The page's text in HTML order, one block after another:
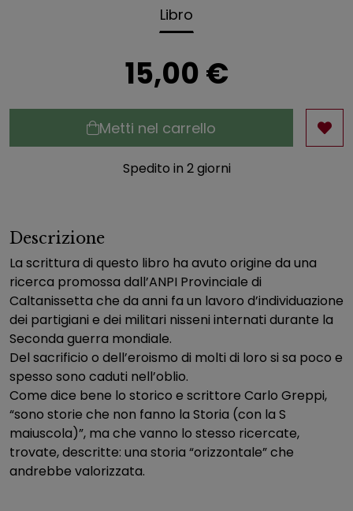
Libro
15,00 €
Metti nel carrello
Spedito in 2 giorni
Descrizione
La scrittura di questo libro ha avuto origine da una
ricerca promossa dall’ANPI Provinciale di
Caltanissetta che da anni fa un lavoro d’individuazione
dei partigiani e dei militari nisseni internati durante la
Seconda guerra mondiale.
Del sacrificio o dell’eroismo di molti di loro si sa poco e
spesso sono caduti nell’oblio.
Come dice bene lo storico e scrittore Carlo Greppi,
“sono storie che non fanno la Storia (con la S
maiuscola)”, ma che vanno lo stesso ricercate,
trovate, descritte: una storia “orizzontale” che
andrebbe valorizzata.